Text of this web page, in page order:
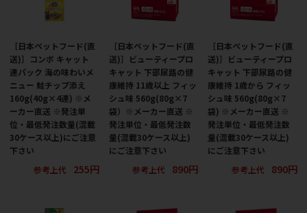
［日本ペットフード(直
送)］コンボ キャット
連パック 海の味わいメ
ニュー 鮭チップ添え
160g(40g×4連) ※メ
ーカー直送 ※発注単
位・最低発注数量(混載
30ケース以上)にご注意
下さい
参考上代
255円
［日本ペットフード(直
送)］ビューティープロ
キャット 下部尿路の健
康維持 11歳以上 フィッ
シュ味 560g(80g×7
袋）※メーカー直送 ※
発注単位・最低発注数
量(混載30ケース以上)
にご注意下さい
参考上代
890円
［日本ペットフード(直
送)］ビューティープロ
キャット 下部尿路の健
康維持 1歳から フィッ
シュ味 560g(80g×7
袋) ※メーカー直送 ※
発注単位・最低発注数
量(混載30ケース以上)
にご注意下さい
参考上代
890円